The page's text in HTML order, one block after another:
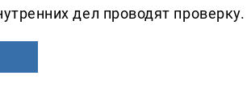
дел проводят проверку.